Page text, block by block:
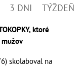
3 DNI TÝŽDEŇ
ktoré
skolaboval na